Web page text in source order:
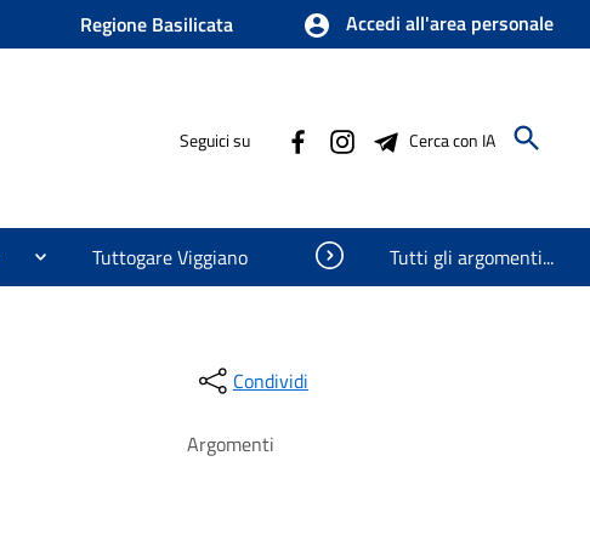
Regione Basilicata Accedi all'area personale
Seguici su Cerca con IA
Tuttogare Viggiano Visualizza oggetti nascosti
Tutti gli argomenti...
Condividi
Argomenti